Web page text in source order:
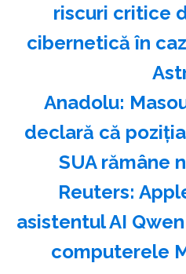
riscuri critice
cibernetică în
Anadolu:
declară că
SUA rămâne
Reuters:
asistentul AI
computerele